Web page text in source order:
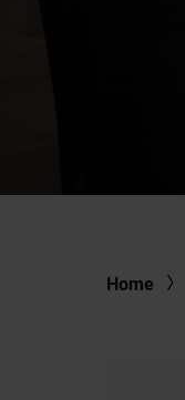
Home